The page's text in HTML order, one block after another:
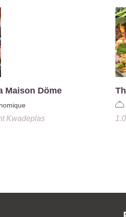
Maison Döme
Kwadeplas